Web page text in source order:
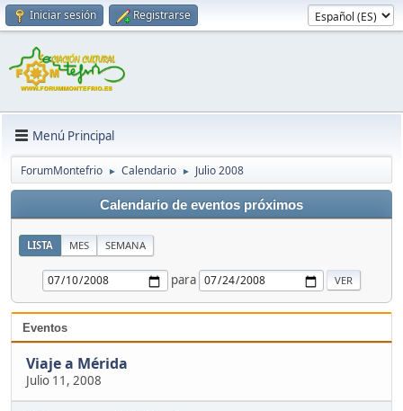
Iniciar sesión Registrarse
Menú Principal
ForumMontefrio ► Calendario ► Julio 2008
Calendario de eventos próximos
LISTA MES SEMANA
para
Eventos
Viaje a Mérida
Julio 11, 2008